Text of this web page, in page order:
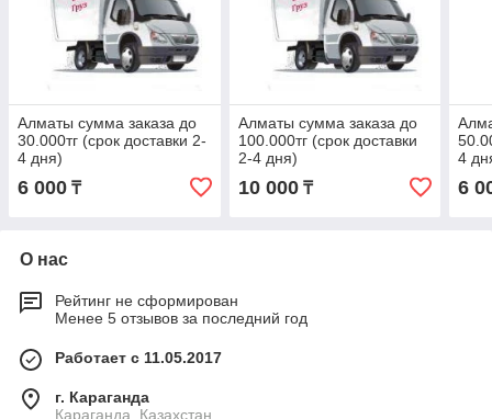
Алматы сумма заказа до
30.000тг (срок доставки 2-
4 дня)
6 000 ₸
Алматы сумма заказа до
100.000тг (срок доставки
2-4 дня)
10 000₸
4
6
О нас
Рейтинг не сформирован
Менее 5 отзывов за последний год
Работает с 11.05.2017
г. Караганда
Караганда, Казахстан